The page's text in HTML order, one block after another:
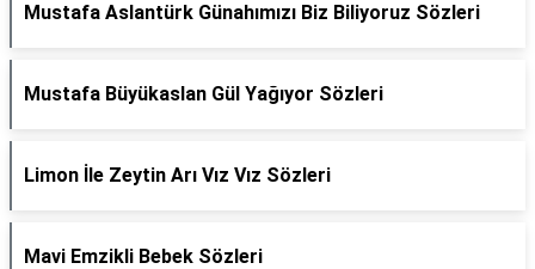
Mustafa Aslantürk Günahımızı Biz Biliyoruz Sözleri
Mustafa Büyükaslan Gül Yağıyor Sözleri
Limon İle Zeytin Arı Vız Vız Sözleri
Mavi Emzikli Bebek Sözleri